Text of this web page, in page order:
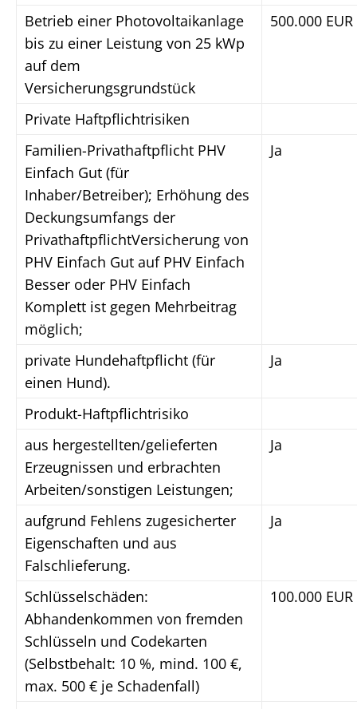
Betrieb einer Photovoltaikanlage
bis zu einer Leistung von 25 kWp
auf dem
Versicherungsgrundstück
500.000 EUR
Private Haftpflichtrisiken
Familien-Privathaftpflicht PHV
Einfach Gut (für
Inhaber/Betreiber); Erhöhung des
Deckungsumfangs der
PrivathaftpflichtVersicherung von
PHV Einfach Gut auf PHV Einfach
Besser oder PHV Einfach
Komplett ist gegen Mehrbeitrag
möglich;
Ja
private Hundehaftpflicht (für
einen Hund).
Ja
Produkt-Haftpflichtrisiko
aus hergestellten/gelieferten
Erzeugnissen und erbrachten
Arbeiten/sonstigen Leistungen;
Ja
aufgrund Fehlens zugesicherter
Eigenschaften und aus
Falschlieferung.
Ja
Schlüsselschäden:
Abhandenkommen von fremden
Schlüsseln und Codekarten
(Selbstbehalt: 10 %, mind. 100 €,
max. 500 € je Schadenfall)
100.000 EUR